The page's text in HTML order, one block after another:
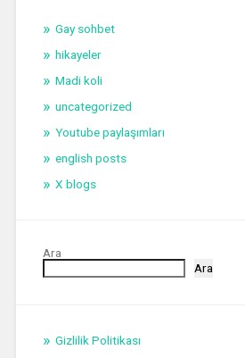
Gay sohbet
hikayeler
Madi koli
uncategorized
Youtube paylaşımları
english posts
X blogs
Ara
Ara
Gizlilik Politikası